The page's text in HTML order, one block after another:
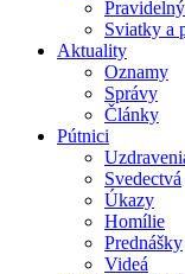
Sviatky a
Aktuality
Oznamy
Správy
Články
Pútnici
Svedectvá
Úkazy
Homílie
Prednášky
Videá